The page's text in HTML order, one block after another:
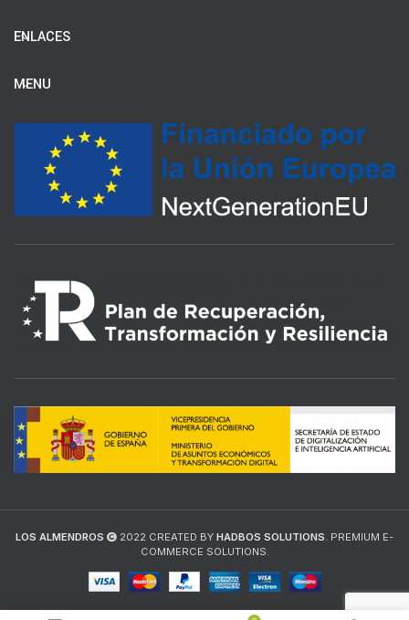
ENLACES
MENU
LOS ALMENDROS 2022 CREATED BY HADBOS SOLUTIONS. PREMIUM E-
COMMERCE SOLUTIONS.